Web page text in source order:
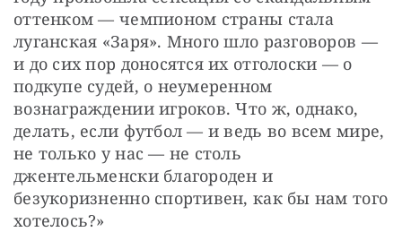
оттенком — чемпионом страны стала
луганская «Заря». Много шло разговоров —
и до сих пор доносятся их отголоски — о
подкупе судей, о неумеренном
вознаграждении игроков. Что ж, однако,
делать, если футбол — и ведь во всем мире,
не только у нас — не столь
джентельменски благороден и
безукоризненно спортивен, как бы нам того
хотелось?»